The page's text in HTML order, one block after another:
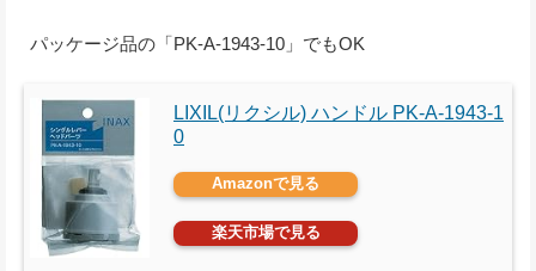
パッケージ品の「PK-A-1943-10」でもOK
LIXIL(リクシル) ハンドル PK-A-1943-1
0
Amazonで見る
楽天市場で見る